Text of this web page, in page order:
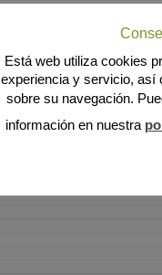
Está web utiliza cookies
experiencia y servicio, así
sobre su navegación.
información en nuestra